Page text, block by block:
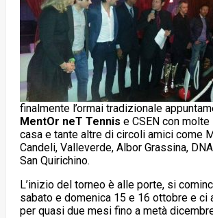
finalmente l’ormai tradizionale
MentOr neT Tennis e CSEN con
casa e tante altre di circoli amici come
Candeli, Valleverde, Albor Grassina,
San Quirichino.
L’inizio del torneo è alle porte, si
sabato e domenica 15 e 16 ottobre e ci
per quasi due mesi fino a metà